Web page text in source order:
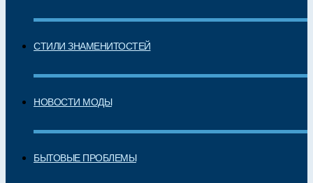
СТИЛИ ЗНАМЕНИТОСТЕЙ
НОВОСТИ МОДЫ
БЫТОВЫЕ ПРОБЛЕМЫ